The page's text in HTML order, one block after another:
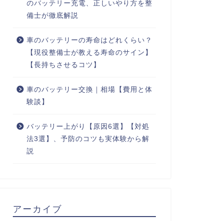
のバッテリー充電、正しいやり方を整
備士が徹底解説
車のバッテリーの寿命はどれくらい？
【現役整備士が教える寿命のサイン】
【長持ちさせるコツ】
車のバッテリー交換｜相場【費用と体
験談】
バッテリー上がり【原因6選】【対処
法3選】、予防のコツも実体験から解
説
アーカイブ